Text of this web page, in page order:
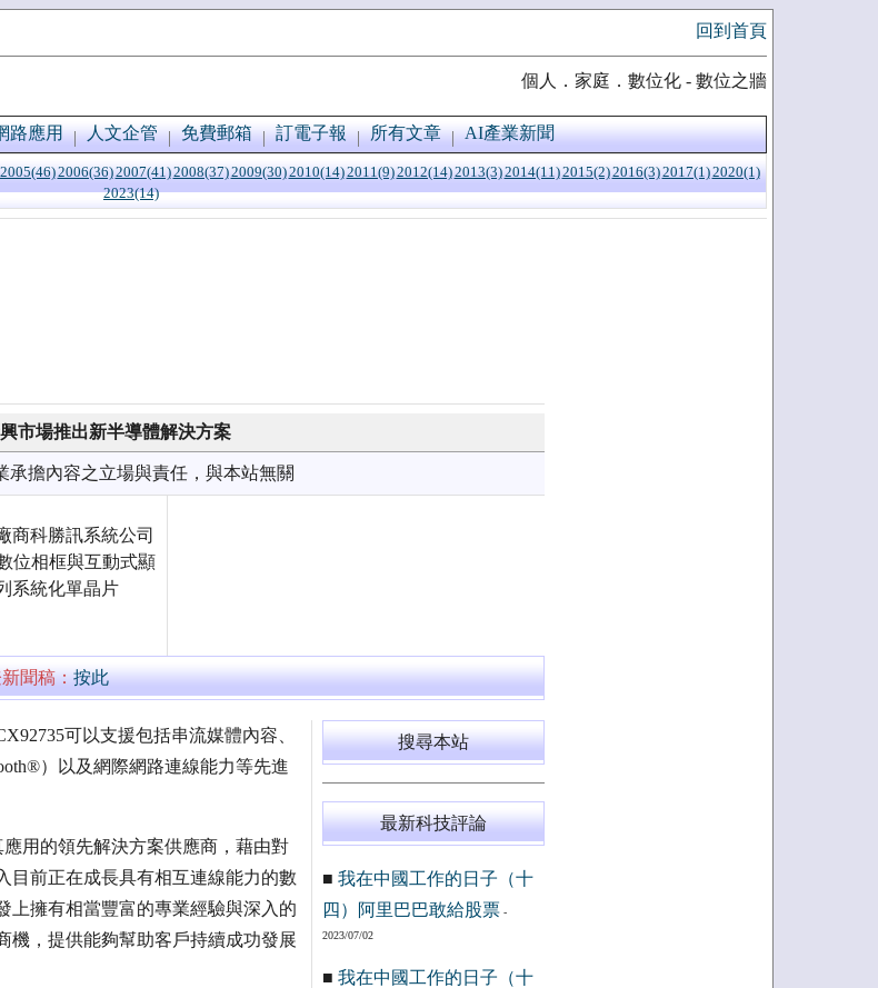
回到首頁
個人．家庭．數位化 - 數位之牆
路應用 人文企管 免費郵箱 訂電子報 所有文章 AI產業新聞
2005(46)2006(36)2007(41)2008(37)2009(30)2010(14)2011(9)2012(14)2013(3)2014(11)2015(2)2016(3)2017(1)2020(1)
2023(14)
市場推出新半導體解決方案
承擔內容之立場與責任，與本站無關
商科勝訊系統公司
位相框與互動式顯
系統化單晶片
聞稿：按此
可以支援包括串流媒體內容、
）以及網際網路連線能力等先進
用的領先解決方案供應商，藉由對
目前正在成長具有相互連線能力的數
上擁有相當豐富的專業經驗與深入的
機，提供能夠幫助客戶持續成功發展
搜尋本站
最新科技評論
■ 我在中國工作的日子（十
四）阿里巴巴敢給股票-
2023/07/02
■ 我在中國工作的日子（十